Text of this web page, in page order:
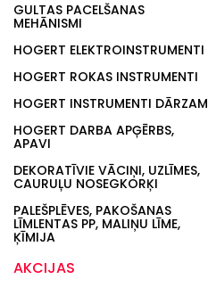
GULTAS PACELŠANAS
MEHĀNISMI
HOGERT ELEKTROINSTRUMENTI
HOGERT ROKAS INSTRUMENTI
HOGERT INSTRUMENTI DĀRZAM
HOGERT DARBA APĢĒRBS,
APAVI
DEKORATĪVIE VĀCIŅI, UZLĪMES,
CAURUĻU NOSEGKORĶI
PALEŠPLĒVES, PAKOŠANAS
LĪMLENTAS PP, MALIŅU LĪME,
ĶĪMIJA
AKCIJAS